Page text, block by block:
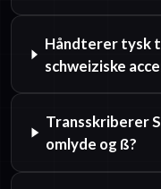
Håndterer tysk
schweiziske
Transskriberer
omlyde og ß?